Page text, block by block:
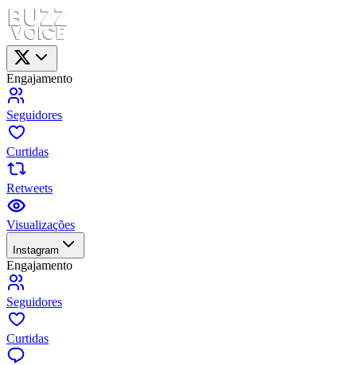
Engajamento
Seguidores
Curtidas
Retweets
Visualizações
Instagram
Engajamento
Seguidores
Curtidas